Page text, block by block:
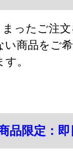
ったご注
い商品をご
。
品限定：即